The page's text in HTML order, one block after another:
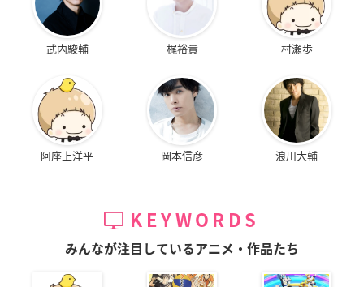
武内駿輔 梶裕貴 村瀬歩
阿座上洋平 岡本信彦 浪川大輔
KEYWORDS
みんなが注目しているアニメ・作品たち